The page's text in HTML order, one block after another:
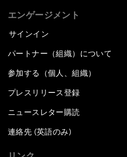
エンゲージメント
サインイン
パートナー（組織）について
参加する（個人、組織）
プレスリリース登録
ニュースレター購読
連絡先 (英語のみ)